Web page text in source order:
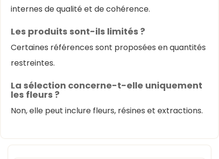
internes de qualité et de cohérence.
Les produits sont-ils limités ?
Certaines références sont proposées en quantités
restreintes.
La sélection concerne-t-elle uniquement
les fleurs ?
Non, elle peut inclure fleurs, résines et extractions.